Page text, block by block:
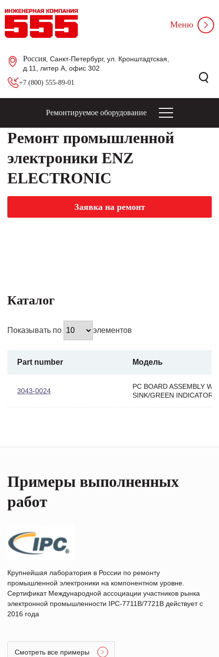
Россия , Санкт-Петербург, ул. Кронштадтская,
д.11, литер А, офис 302
+7 (800) 555-89-01
Меню
Ремонтируемое оборудование
Ремонт промышленной
электроники ENZ
ELECTRONIC
Заявка на ремонт
Каталог
Показывать по элементов
Part number Модель
3043-0024
PC BOARD ASSEMBLY W/
SINK/GREEN INDICATOR
Примеры выполненных
работ
Крупнейшая лаборатория в России по ремонту
промышленной электроники на компонентном уровне.
Сертификат Международной ассоциации участников рынка
электронной промышленности IPC-7711B/7721B действует с
2016 года
Смотреть все примеры